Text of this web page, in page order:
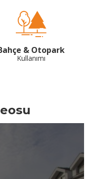
& Otopark
Kullanımı